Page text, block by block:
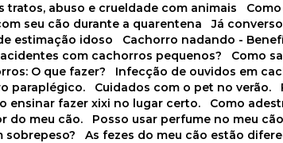
tratos, abuso e crueldade com animais
seu cão durante a quarentena
Já
estimação idoso
Cachorro nadando -
acidentes com cachorros pequenos?
Como
O que fazer?
Infecção de ouvidos em
paraplégico.
Cuidados com o pet no verão.
ensinar fazer xixi no lugar certo.
Como
do meu cão.
Posso usar perfume no meu
sobrepeso?
As fezes do meu cão estão